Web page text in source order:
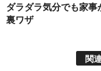
ダラダラ気分でも家事
裏ワザ
関